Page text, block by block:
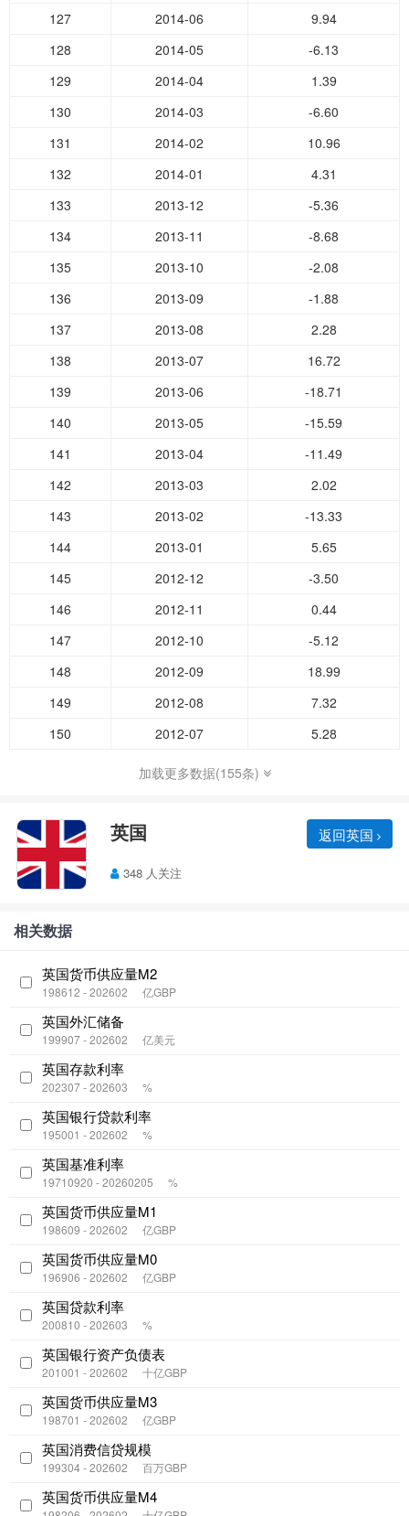
127 2014-06
9.94
128
2014-05
-6.13
129
2014-04
1.39
130
2014-03
-6.60
131
2014-02
10.96
132
2014-01
4.31
133
2013-12
-5.36
134
2013-11
-8.68
135
2013-10
-2.08
136
2013-09
-1.88
137
2013-08
2.28
138
2013-07
16.72
139
2013-06
-18.71
140
2013-05
-15.59
141
2013-04
-11.49
142
2013-03
2.02
143
2013-02
-13.33
144
2013-01
5.65
145
2012-12
-3.50
146
2012-11
0.44
147
2012-10
-5.12
148
2012-09
18.99
149
2012-08
7.32
150
2012-07 5.28
加载更多数据(155条)
英国 返回英国
348 人关注
相关数据
英国货币供应量M2
198612 - 202602 亿GBP
英国外汇储备
199907 - 202602 亿美元
英国存款利率
202307 - 202603 %
英国银行贷款利率
195001 - 202602 %
英国基准利率
19710920 - 20260205 %
英国货币供应量M1
198609 - 202602 亿GBP
英国货币供应量M0
196906 - 202602 亿GBP
英国贷款利率
200810 - 202603 %
英国银行资产负债表
201001 - 202602 十亿GBP
英国货币供应量M3
198701 - 202602 亿GBP
英国消费信贷规模
199304 - 202602 百万GBP
英国货币供应量M4